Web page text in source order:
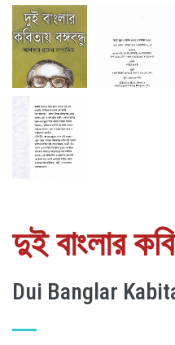
দুই বাংলার
Dui Banglar